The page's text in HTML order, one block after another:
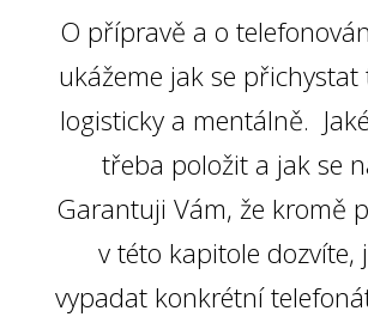
O přípravě a o
ukážeme jak se přichystat
logisticky a mentálně.
třeba položit a jak se
Garantuji Vám, že kromě
v této kapitole dozvíte,
vypadat konkrétní